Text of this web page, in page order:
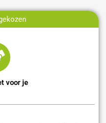
voor je